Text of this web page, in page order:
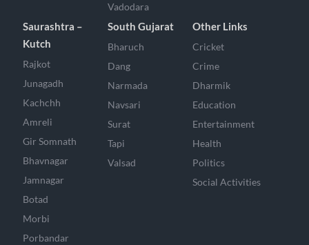
Vadodara
Saurashtra –
Kutch
Rajkot
Junagadh
Kachchh
Amreli
Gir Somnath
Bhavnagar
Jamnagar
Botad
Morbi
Porbandar
South Gujarat
Bharuch
Dang
Narmada
Navsari
Surat
Tapi
Valsad
Other Links
Cricket
Crime
Dharmik
Education
Entertainment
Health
Politics
Social Activities